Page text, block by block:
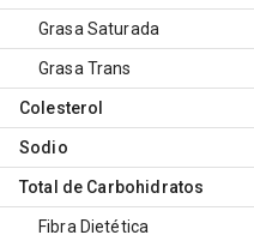
Grasa Saturada
Grasa Trans
Colesterol
Sodio
Total de Carbohidratos
Fibra Dietética